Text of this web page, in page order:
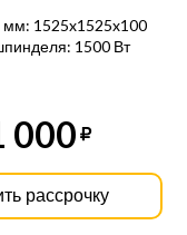
мм: 1525x1525x100
1500 Вт
000
рассрочку